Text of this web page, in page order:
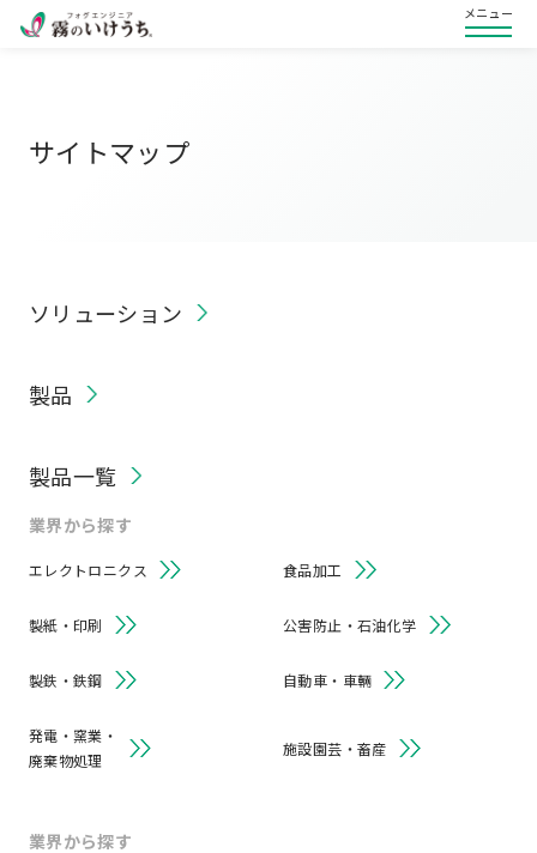
メニュー
サイトマップ
ソリューション
製品
製品一覧
業界から探す
エレクトロニクス 食品加工
製紙・印刷 公害防止・石油化学
製鉄・鉄鋼 自動車・車輛
発電・窯業・
廃棄物処理
施設園芸・畜産
業界から探す